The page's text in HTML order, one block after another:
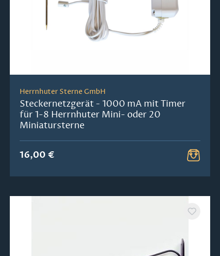
Herrnhuter Sterne GmbH
Steckernetzgerät - 1000 mA mit Timer
für 1-8 Herrnhuter Mini- oder 20
Miniatursterne
16,00 €